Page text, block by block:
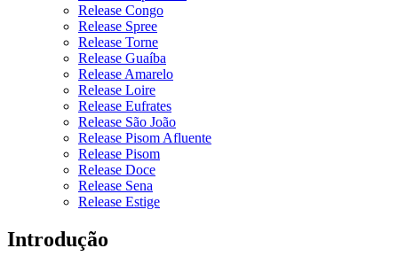
Release Congo
Release Spree
Release Torne
Release Guaíba
Release Amarelo
Release Loire
Release Eufrates
Release São João
Release Pisom Afluente
Release Pisom
Release Doce
Release Sena
Release Estige
Introdução